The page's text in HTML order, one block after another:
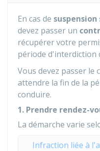
En cas de
devez passer un
récupérer votre
période d'interdiction
Vous devez passer le
attendre la fin de la
conduire.
1. Prendre rendez-
La démarche varie
Infraction liée à